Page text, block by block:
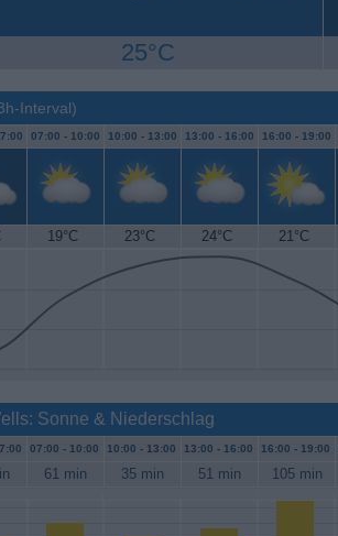
25°C
Interval)
07:00 - 10:00 10:00 - 13:00 13:00 - 16:00 16:00 - 19:00
19°C 23°C 24°C 21°C
Sonne & Niederschlag
07:00 - 10:00 10:00 - 13:00 13:00 - 16:00 16:00 - 19:00
61 min 35 min 51 min 105 min